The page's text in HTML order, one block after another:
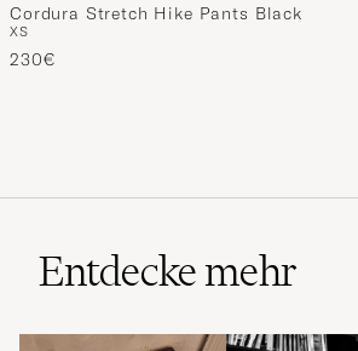
Cordura Stretch Hike Pants Black
XS
230€
Entdecke mehr